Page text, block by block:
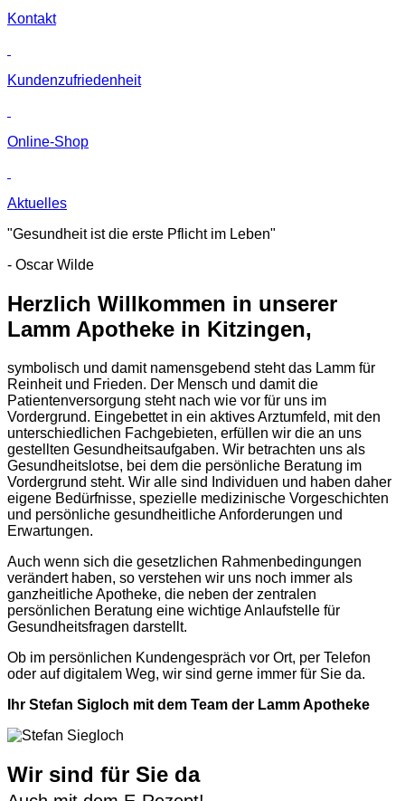
Kontakt
Kunden­zufriedenheit
Online-Shop
Aktuelles
"Gesundheit ist die erste Pflicht im Leben"
- Oscar Wilde
Herzlich Willkommen in unserer
Lamm Apotheke in Kitzingen,
symbolisch und damit namensgebend steht das Lamm für
Reinheit und Frieden. Der Mensch und damit die
Patientenversorgung steht nach wie vor für uns im
Vordergrund. Eingebettet in ein aktives Arztumfeld, mit den
unterschiedlichen Fachgebieten, erfüllen wir die an uns
gestellten Gesundheitsaufgaben. Wir betrachten uns als
Gesundheitslotse, bei dem die persönliche Beratung im
Vordergrund steht. Wir alle sind Individuen und haben daher
eigene Bedürfnisse, spezielle medizinische Vorgeschichten
und persönliche gesundheitliche Anforderungen und
Erwartungen.
Auch wenn sich die gesetzlichen Rahmenbedingungen
verändert haben, so verstehen wir uns noch immer als
ganzheitliche Apotheke, die neben der zentralen
persönlichen Beratung eine wichtige Anlaufstelle für
Gesundheitsfragen darstellt.
Ob im persönlichen Kundengespräch vor Ort, per Telefon
oder auf digitalem Weg, wir sind gerne immer für Sie da.
Ihr Stefan Sigloch mit dem Team der Lamm Apotheke
Wir sind für Sie da